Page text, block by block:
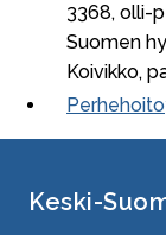
3368, olli-
Suomen
Koivikko,
Keski-